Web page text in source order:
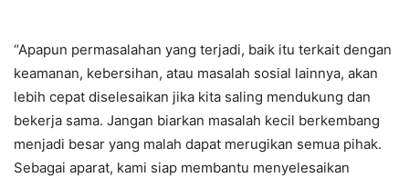
“Apapun permasalahan yang terjadi, baik itu terkait dengan
keamanan, kebersihan, atau masalah sosial lainnya, akan
lebih cepat diselesaikan jika kita saling mendukung dan
bekerja sama. Jangan biarkan masalah kecil berkembang
menjadi besar yang malah dapat merugikan semua pihak.
Sebagai aparat, kami siap membantu menyelesaikan